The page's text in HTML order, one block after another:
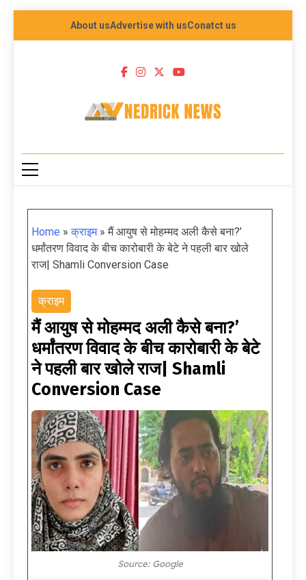
About usAdvertise with usConatct us
NEDRICK NEWS
Home »क्राइम»मैं आयुष से मोहम्मद अली कैसे बना?’
धर्मांतरण विवाद के बीच कारोबारी के बेटे ने पहली बार खोले
राज| Shamli Conversion Case
क्राइम
मैं आयुष से मोहम्मद अली कैसे बना?’
धर्मांतरण विवाद के बीच कारोबारी के बेटे
ने पहली बार खोले राज| Shamli
Conversion Case
Source: Google